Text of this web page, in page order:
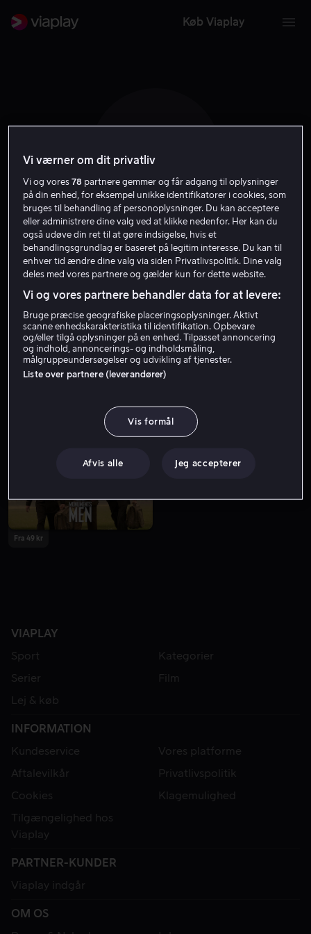
Køb Viaplay
A B
Adrian Bouchet
Fra 49 kr
Fra 49 kr
VIAPLAY
Sport
Kategorier
Serier
Film
Lej & køb
INFORMATION
Kundeservice
Vores platforme
Aftalevilkår
Privatlivspolitik
Cookies
Klagemulighed
Tilgængelighed hos
Viaplay
PARTNER-KUNDER
Viaplay indgår
OM OS
Vi værner om dit privatliv
Vi og vores78 partnere gemmer og får adgang til oplysninger
på din enhed, for eksempel unikke identifikatorer i cookies, som
bruges til behandling af personoplysninger. Du kan acceptere
eller administrere dine valg ved at klikke nedenfor. Her kan du
også udøve din ret til at gøre indsigelse, hvis et
behandlingsgrundlag er baseret på legitim interesse. Du kan til
enhver tid ændre dine valg via siden Privatlivspolitik. Dine valg
deles med vores partnere og gælder kun for dette website.
Vi og vores partnere behandler data for at levere:
Bruge præcise geografiske placeringsoplysninger. Aktivt
scanne enhedskarakteristika til identifikation. Opbevare
og/eller tilgå oplysninger på en enhed. Tilpasset annoncering
og indhold, annoncerings- og indholdsmåling,
målgruppeundersøgelser og udvikling af tjenester.
Liste over partnere (leverandører)
Vis formål
Afvis alle Jeg accepterer